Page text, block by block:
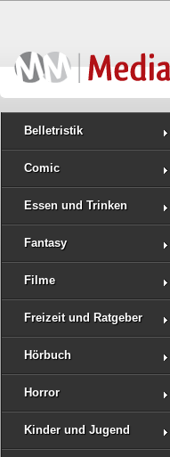
Belletristik
Comic
Essen und Trinken
Fantasy
Filme
Freizeit und Ratgeber
Hörbuch
Horror
Kinder und Jugend